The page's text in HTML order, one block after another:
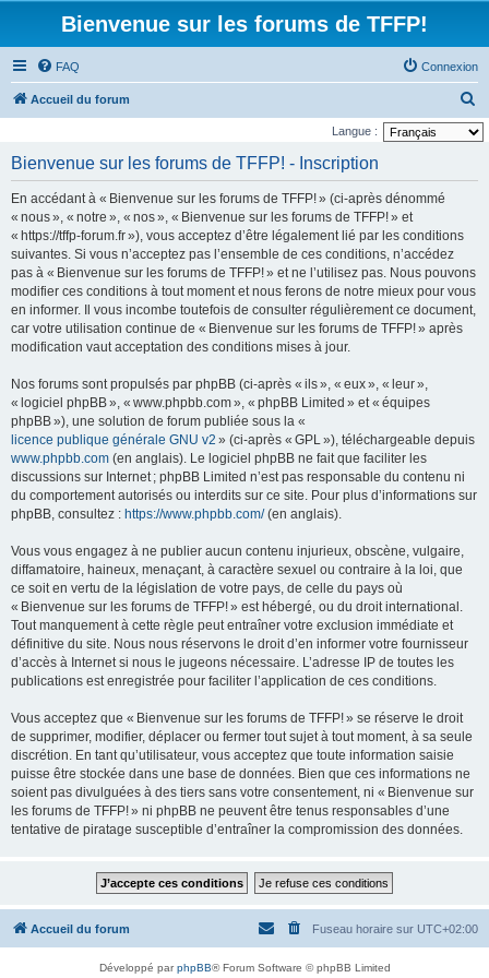
Bienvenue sur les forums de TFFP!
FAQ Connexion
Accueil du forum
e
Langue :
Bienvenue sur les forums de TFFP! - Inscription
En accédant à « Bienvenue sur les forums de TFFP! » (ci-après dénommé
« nous », « notre », « nos », « Bienvenue sur les forums de TFFP! » et
« https://tffp-forum.fr »), vous acceptez d’être légalement lié par les conditions
suivantes. Si vous n’acceptez pas l’ensemble de ces conditions, n’accédez
pas à « Bienvenue sur les forums de TFFP! » et ne l’utilisez pas. Nous pouvons
modifier ces conditions à tout moment et nous ferons de notre mieux pour vous
en informer. Il vous incombe toutefois de consulter régulièrement ce document,
car votre utilisation continue de « Bienvenue sur les forums de TFFP! » après
modification vaut acceptation des conditions mises à jour.
Nos forums sont propulsés par phpBB (ci-après « ils », « eux », « leur »,
« logiciel phpBB », « www.phpbb.com », « phpBB Limited » et « équipes
phpBB »), une solution de forum publiée sous la «
licence publique générale GNU v2 » (ci-après « GPL »), téléchargeable depuis
www.phpbb.com (en anglais). Le logiciel phpBB ne fait que faciliter les
discussions sur Internet ; phpBB Limited n’est pas responsable du contenu ni
du comportement autorisés ou interdits sur ce site. Pour plus d’informations sur
phpBB, consultez : https://www.phpbb.com/(en anglais).
Vous vous engagez à ne publier aucun contenu injurieux, obscène, vulgaire,
diffamatoire, haineux, menaçant, à caractère sexuel ou contraire à la loi, que
ce soit en vertu de la législation de votre pays, de celle du pays où
« Bienvenue sur les forums de TFFP! » est hébergé, ou du droit international.
Tout manquement à cette règle peut entraîner votre exclusion immédiate et
définitive du site. Nous nous réservons le droit d’en informer votre fournisseur
d’accès à Internet si nous le jugeons nécessaire. L’adresse IP de toutes les
publications est enregistrée pour faciliter l’application de ces conditions.
Vous acceptez que « Bienvenue sur les forums de TFFP! » se réserve le droit
de supprimer, modifier, déplacer ou fermer tout sujet à tout moment, à sa seule
discrétion. En tant qu’utilisateur, vous acceptez que toute information saisie
puisse être stockée dans une base de données. Bien que ces informations ne
soient pas divulguées à des tiers sans votre consentement, ni « Bienvenue sur
les forums de TFFP! » ni phpBB ne peuvent être tenus responsables d’une
tentative de piratage susceptible d’entraîner la compromission des données.
Accueil du forum Fuseau horaire sur UTC+02:00
Développé parphpBB® Forum Software © phpBB Limited